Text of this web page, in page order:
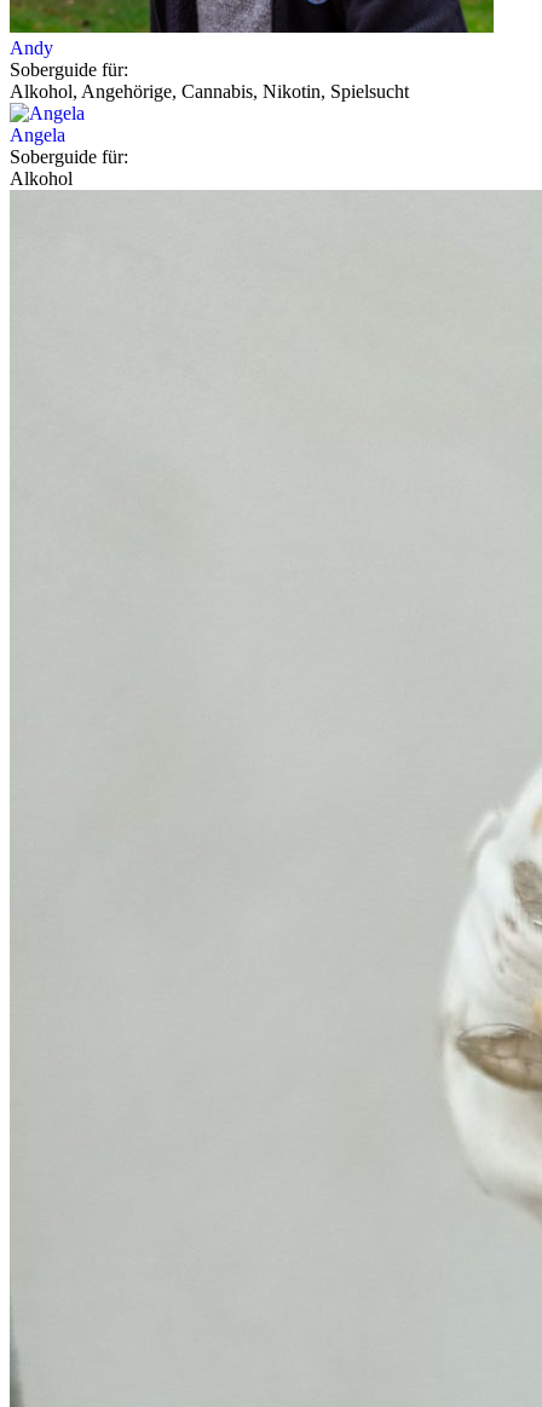
Andy
Soberguide für:
Alkohol, Angehörige, Cannabis, Nikotin, Spielsucht
Angela
Soberguide für:
Alkohol